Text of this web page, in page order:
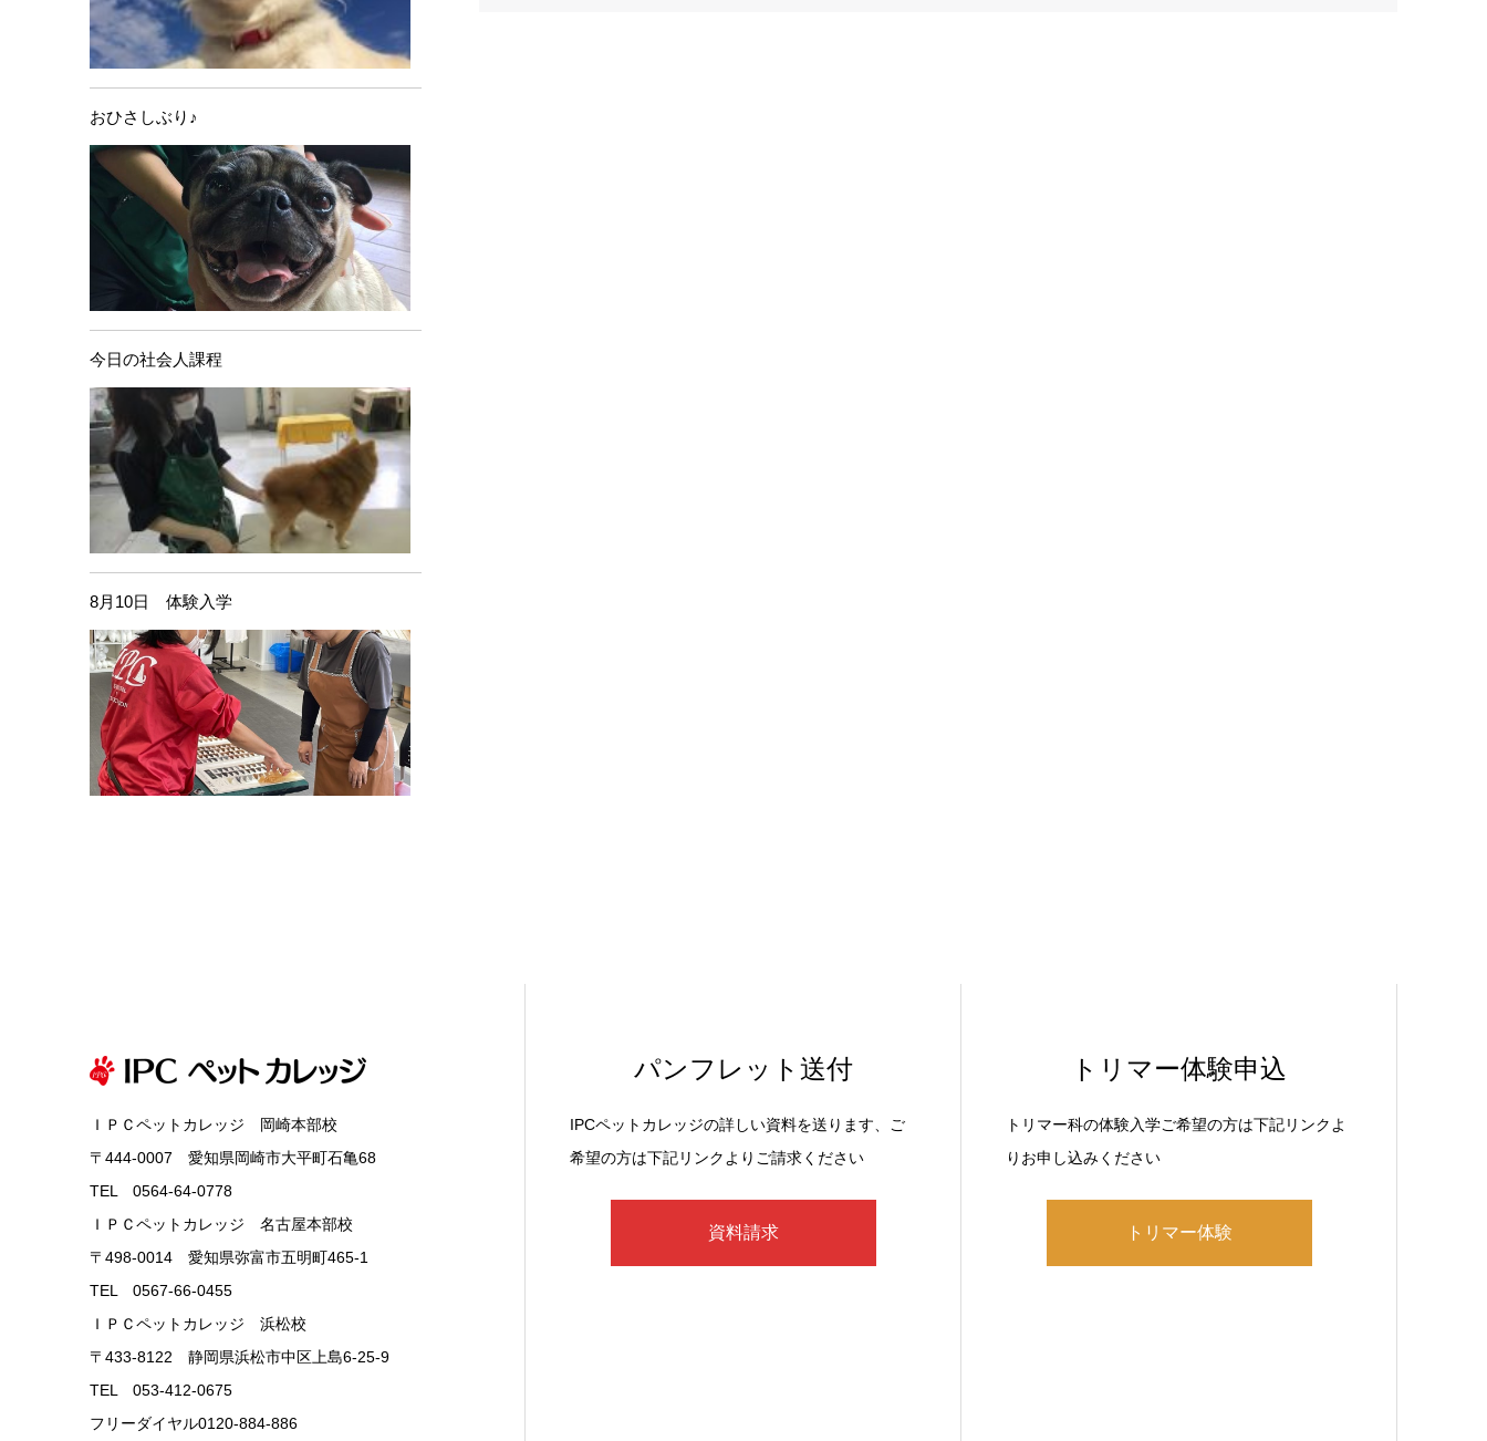
おひさしぶり♪
今日の社会人課程
8月10日 体験入学
ＩＰＣペットカレッジ 岡崎本部校
〒444-0007 愛知県岡崎市大平町石亀68
TEL 0564-64-0778
ＩＰＣペットカレッジ 名古屋本部校
〒498-0014 愛知県弥富市五明町465-1
TEL 0567-66-0455
ＩＰＣペットカレッジ 浜松校
〒433-8122 静岡県浜松市中区上島6-25-9
TEL 053-412-0675
フリーダイヤル0120-884-886
パンフレット送付
IPCペットカレッジの詳しい資料を送ります、ご
希望の方は下記リンクよりご請求ください
資料請求
トリマー体験申込
トリマー科の体験入学ご希望の方は下記リンクよ
りお申し込みください
トリマー体験